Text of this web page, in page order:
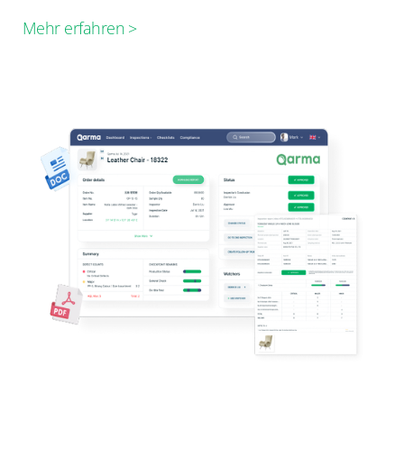
Mehr erfahren >